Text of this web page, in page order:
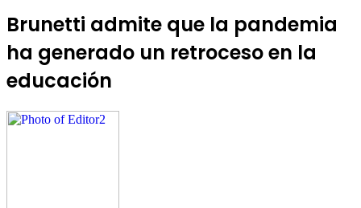
Brunetti admite que la pandemia
ha generado un retroceso en la
educación